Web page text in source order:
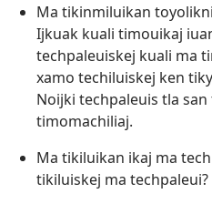
Ma tikinmiluikan
Ijkuak kuali timouikaj
techpaleuiskej kuali ma
xamo techiluiskej ken
Noijki techpaleuis tla
timomachiliaj.
Ma tikiluikan ikaj ma
tikiluiskej ma techpaleui?